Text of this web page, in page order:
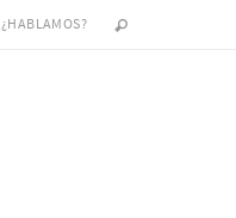
¿HABLAMOS?